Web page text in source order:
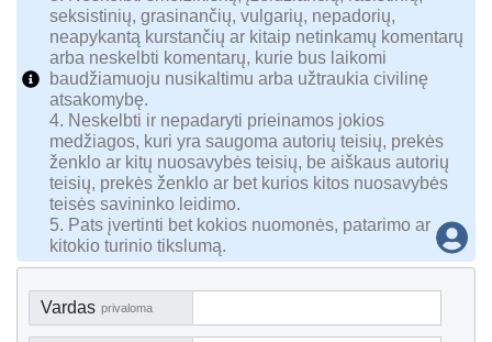
seksistinių, grasinančių, vulgarių, nepadorių,
neapykantą kurstančių ar kitaip netinkamų komentarų
arba neskelbti komentarų, kurie bus laikomi
baudžiamuoju nusikaltimu arba užtraukia civilinę
atsakomybę.
4. Neskelbti ir nepadaryti prieinamos jokios
medžiagos, kuri yra saugoma autorių teisių, prekės
ženklo ar kitų nuosavybės teisių, be aiškaus autorių
teisių, prekės ženklo ar bet kurios kitos nuosavybės
teisės savininko leidimo.
5. Pats įvertinti bet kokios nuomonės, patarimo ar
kitokio turinio tikslumą.
Vardas privaloma